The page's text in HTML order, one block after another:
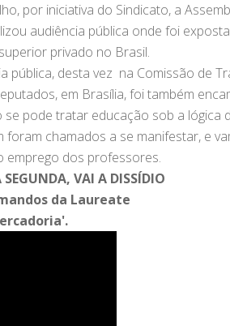
por iniciativa do Sindicato, a
audiência pública onde foi
privado no Brasil.
pública, desta vez na Comissão de
em Brasília, foi também
pode tratar educação sob a lógica
chamados a se manifestar, e
emprego dos professores.
VAI A DISSÍDIO
da Laureate